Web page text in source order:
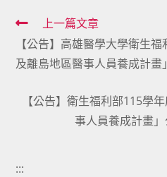
Read
more
articles
上一篇文章
【公告】高雄醫學大學衛生
及離島地區醫事人員養成計畫」
【公告】衛生福利部115學
事人員養成計畫
:::